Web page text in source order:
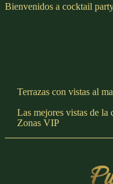
Bienvenidos a cocktail
Terrazas con vistas al
Las mejores vistas de la
Zonas VIP
Nuestro menú